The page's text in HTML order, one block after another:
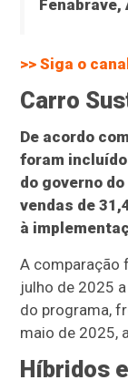
Fenabrave,
>> Siga o
Carro
De acordo
foram
do governo
vendas de
à
A comparação
julho de 2025
do programa,
maio de 2025,
Híbridos